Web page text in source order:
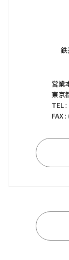
鉄
営業
東京
TEL
FAX